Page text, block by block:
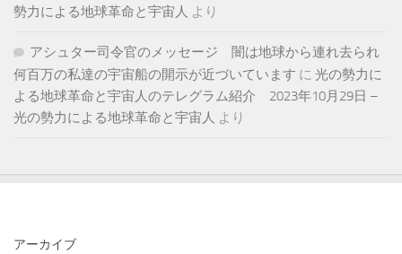
勢力による地球革命と宇宙人 より
アシュター司令官のメッセージ 闇は地球から連れ去られ
何百万の私達の宇宙船の開示が近づいています に 光の勢力に
よる地球革命と宇宙人のテレグラム紹介 2023年10月29日 –
光の勢力による地球革命と宇宙人 より
アーカイブ